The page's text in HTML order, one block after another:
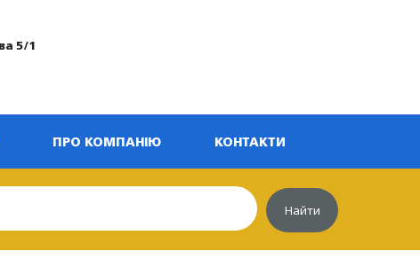
5/1
ПРО КОМПАНІЮ КОНТАКТИ
Найти